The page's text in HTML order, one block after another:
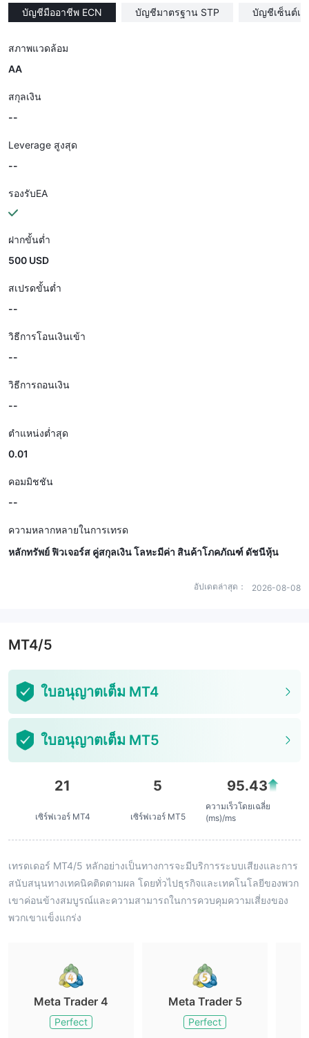
บัญชีมืออาชีพ ECN บัญชีมาตรฐาน STP บัญชีเซ็นต์เ
สภาพแวดล้อม
AA
สกุลเงิน
--
Leverage สูงสุด
--
รองรับEA
ฝากขั้นต่ำ
500 USD
สเปรดขั้นต่ำ
--
วิธีการโอนเงินเข้า
--
วิธีการถอนเงิน
--
ตำแหน่งต่ำสุด
0.01
คอมมิชชัน
--
ความหลากหลายในการเทรด
หลักทรัพย์ ฟิวเจอร์ส คู่สกุลเงิน โลหะมีค่า สินค้าโภคภัณฑ์ ดัชนีหุ้น
อัปเดตล่าสุด： 2026-08-08
MT4/5
ใบอนุญาตเต็ม MT4
ใบอนุญาตเต็ม MT5
21
เซิร์ฟเวอร์ MT4
5
เซิร์ฟเวอร์ MT5
95.43
ความเร็วโดยเฉลี่ย
(ms)/ms
เทรดเดอร์ MT4/5 หลักอย่างเป็นทางการจะมีบริการระบบเสียงและการ
สนับสนุนทางเทคนิคติดตามผล โดยทั่วไปธุรกิจและเทคโนโลยีของพวก
เขาค่อนข้างสมบูรณ์และความสามารถในการควบคุมความเสี่ยงของ
พวกเขาแข็งแกร่ง
Meta Trader 4
Perfect
Meta Trader 5
Perfect